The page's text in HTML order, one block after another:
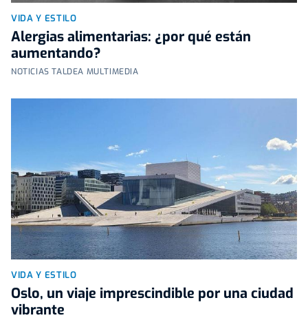
VIDA Y ESTILO
Alergias alimentarias: ¿por qué están
aumentando?
NOTICIAS TALDEA MULTIMEDIA
VIDA Y ESTILO
Oslo, un viaje imprescindible por una ciudad
vibrante